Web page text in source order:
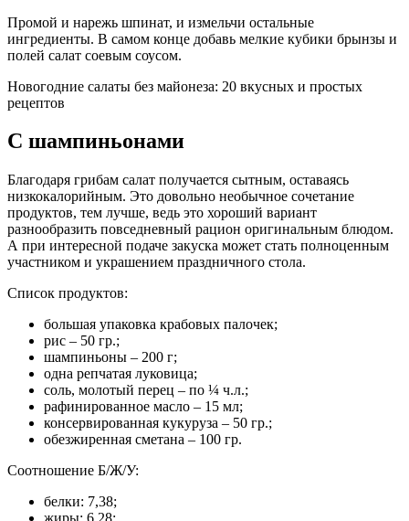
Промой и нарежь шпинат, и измельчи остальные
ингредиенты. В самом конце добавь мелкие кубики брынзы и
полей салат соевым соусом.
Новогодние салаты без майонеза: 20 вкусных и простых
рецептов
С шампиньонами
Благодаря грибам салат получается сытным, оставаясь
низкокалорийным. Это довольно необычное сочетание
продуктов, тем лучше, ведь это хороший вариант
разнообразить повседневный рацион оригинальным блюдом.
А при интересной подаче закуска может стать полноценным
участником и украшением праздничного стола.
Список продуктов:
большая упаковка крабовых палочек;
рис – 50 гр.;
шампиньоны – 200 г;
одна репчатая луковица;
соль, молотый перец – по ¼ ч.л.;
рафинированное масло – 15 мл;
консервированная кукуруза – 50 гр.;
обезжиренная сметана – 100 гр.
Соотношение Б/Ж/У:
белки: 7,38;